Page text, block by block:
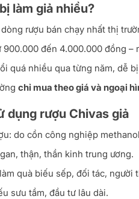
làm giả nhiều?
rượu bán chạy nhất thị
đến 4.000.000 đồng –
quá nhiều qua từng năm, dễ
chỉ mua theo giá và ngoại
dụng rượu Chivas giả
do cồn công nghiệp
thận, thần kinh trung ương.
quà biếu sếp, đối tác, người
sưu tầm, đầu tư lâu dài.